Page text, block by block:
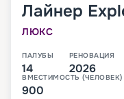
Лайнер
ЛЮКС
ПАЛУБЫ
14
РЕНОВАЦИЯ
2026
ВМЕСТИМОСТЬ (ЧЕЛОВЕК)
900